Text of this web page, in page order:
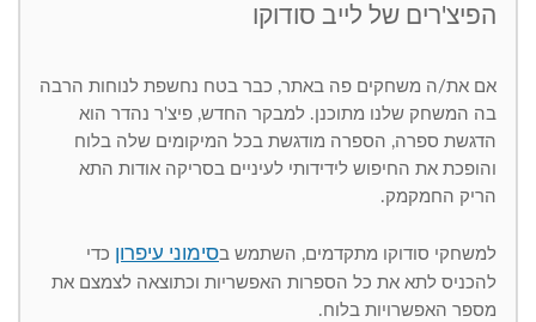
הפיצ'רים של לייב סודוקו
אם את/ה משחקים פה באתר, כבר בטח נחשפת לנוחות הרבה
בה המשחק שלנו מתוכנן. למבקר החדש, פיצ'ר נהדר הוא
הדגשת ספרה, הספרה מודגשת בכל המיקומים שלה בלוח
והופכת את החיפוש לידידותי לעיניים בסריקה אודות התא
הריק החמקמק.
למשחקי סודוקו מתקדמים, השתמש בסימוני עיפרון כדי
להכניס לתא את כל הספרות האפשריות וכתוצאה לצמצם את
מספר האפשרויות בלוח.